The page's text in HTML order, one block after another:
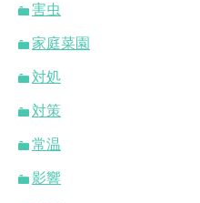
害虫
家庭菜園
対処
対策
常温
影響